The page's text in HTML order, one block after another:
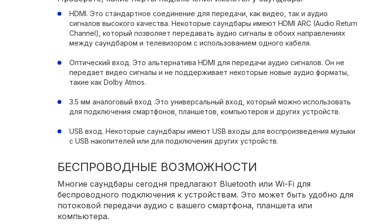
HDMI. Это стандартное соединение для передачи, как видео, так и аудио
сигналов высокого качества. Некоторые саундбары имеют HDMI ARC (Audio Return
Channel), который позволяет передавать аудио сигналы в обоих направлениях
между саундбаром и телевизором с использованием одного кабеля.
Оптический вход. Это альтернатива HDMI для передачи аудио сигналов. Он не
передает видео сигналы и не поддерживает некоторые новые аудио форматы,
такие как Dolby Atmos.
3.5 мм аналоговый вход .Это универсальный вход, который можно использовать
для подключения смартфонов, планшетов, компьютеров и других устройств.
USB вход. Некоторые саундбары имеют USB входы для воспроизведения музыки
с USB накопителей или для подключения других устройств.
БЕСПРОВОДНЫЕ ВОЗМОЖНОСТИ
Многие саундбары сегодня предлагают Bluetooth или Wi-Fi для
беспроводного подключения к устройствам. Это может быть удобно для
потоковой передачи аудио с вашего смартфона, планшета или
компьютера.